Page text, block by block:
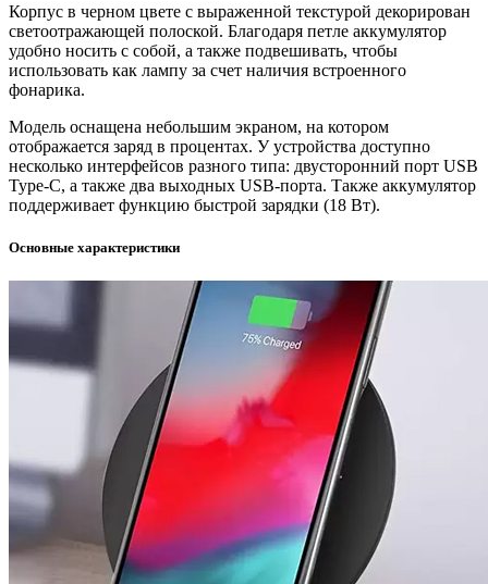
Корпус в черном цвете с выраженной текстурой декорирован
светоотражающей полоской. Благодаря петле аккумулятор
удобно носить с собой, а также подвешивать, чтобы
использовать как лампу за счет наличия встроенного
фонарика.
Модель оснащена небольшим экраном, на котором
отображается заряд в процентах. У устройства доступно
несколько интерфейсов разного типа: двусторонний порт USB
Type-C, а также два выходных USB-порта. Также аккумулятор
поддерживает функцию быстрой зарядки (18 Вт).
Основные характеристики